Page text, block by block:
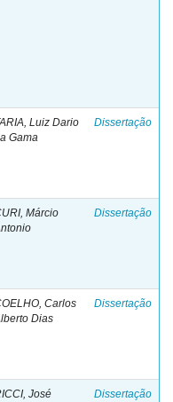
Luiz Dario
Gama
Dissertação
Márcio
Dissertação
Carlos
Dias
Dissertação
José
Dissertação